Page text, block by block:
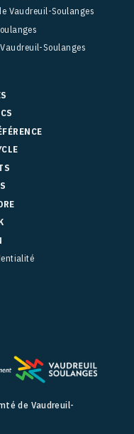
Vaudreuil-Soulanges
Soulanges
de Vaudreuil-